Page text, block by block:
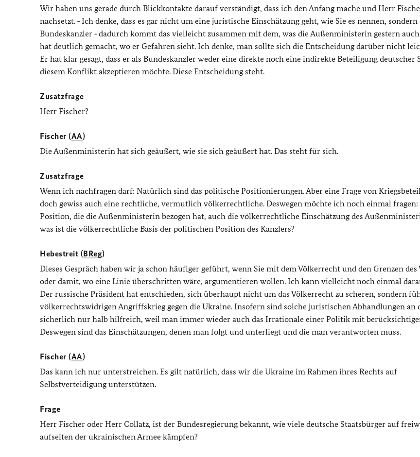
Wir haben uns gerade durch Blickkontakte darauf verständigt, dass ich den Anfang mache und Herr
nachsetzt. ‑ Ich denke, dass es gar nicht um eine juristische Einschätzung geht, wie Sie es nennen, sondern
Bundeskanzler ‑ dadurch kommt das vielleicht zusammen mit dem, was die Außenministerin gestern auch
hat deutlich gemacht, wo er Gefahren sieht. Ich denke, man sollte sich die Entscheidung darüber nicht
Er hat klar gesagt, dass er als Bundeskanzler weder eine direkte noch eine indirekte Beteiligung deutscher
diesem Konflikt akzeptieren möchte. Diese Entscheidung steht.
Zusatzfrage
Herr Fischer?
Fischer (AA)
Die Außenministerin hat sich geäußert, wie sie sich geäußert hat. Das steht für sich.
Zusatzfrage
Wenn ich nachfragen darf: Natürlich sind das politische Positionierungen. Aber eine Frage von
doch gewiss auch eine rechtliche, vermutlich völkerrechtliche. Deswegen möchte ich noch einmal fragen:
Position, die die Außenministerin bezogen hat, auch die völkerrechtliche Einschätzung des
was ist die völkerrechtliche Basis der politischen Position des Kanzlers?
Hebestreit (BReg)
Dieses Gespräch haben wir ja schon häufiger geführt, wenn Sie mit dem Völkerrecht und den Grenzen des
oder damit, wo eine Linie überschritten wäre, argumentieren wollen. Ich kann vielleicht noch einmal
Der russische Präsident hat entschieden, sich überhaupt nicht um das Völkerrecht zu scheren, sondern
völkerrechtswidrigen Angriffskrieg gegen die Ukraine. Insofern sind solche juristischen Abhandlungen an
sicherlich nur halb hilfreich, weil man immer wieder auch das Irrationale einer Politik mit
Deswegen sind das Einschätzungen, denen man folgt und unterliegt und die man verantworten muss.
Fischer (AA)
Das kann ich nur unterstreichen. Es gilt natürlich, dass wir die Ukraine im Rahmen ihres Rechts auf
Selbstverteidigung unterstützen.
Frage
Herr Fischer oder Herr Collatz, ist der Bundesregierung bekannt, wie viele deutsche Staatsbürger auf
aufseiten der ukrainischen Armee kämpfen?